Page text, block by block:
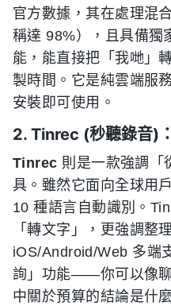
官方數據，其在處理混
稱達 98%），且具備獨
能，能直接把「我哋」
製時間。它是純雲端服
安裝即可使用。
2. Tinrec (秒聽錄音)
Tinrec 則是一款強調「
具。雖然它面向全球用
10 種語言自動識別。
「轉文字」，更強調整
iOS/Android/Web 多端
詢」功能——你可以像
中關於預算的結論是什